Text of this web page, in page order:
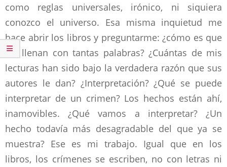
como reglas universales, irónico, ni siquiera
conozco el universo. Esa misma inquietud me
hace abrir los libros y preguntarme: ¿cómo es que
los llenan con tantas palabras? ¿Cuántas de mis
lecturas han sido bajo la verdadera razón que sus
autores le dan? ¿Interpretación? ¿Qué se puede
interpretar de un crimen? Los hechos están ahí,
inamovibles. ¿Qué vamos a interpretar? ¿Un
hecho todavía más desagradable del que ya se
muestra? Ese es mi trabajo. Igual que en los
libros, los crímenes se escriben, no con letras ni